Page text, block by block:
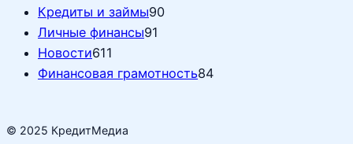
Кредиты и займы90
Личные финансы91
Новости611
Финансовая грамотность84
© 2025 КредитМедиа